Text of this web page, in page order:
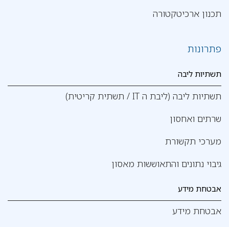
תכנון ארכיטקטורה
פתרונות
תשתיות ליבה
תשתיות ליבה (ליבת ה IT / תשתית קריטית)
שרתים ואחסון
מערכי תקשורת
גיבוי נתונים והתאוששות מאסון
אבטחת מידע
אבטחת מידע